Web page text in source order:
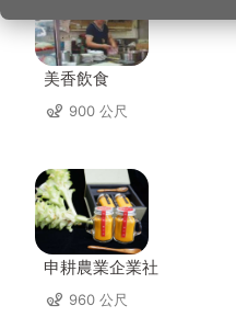
美香飲食
900 公尺
申耕農業企業社
960 公尺